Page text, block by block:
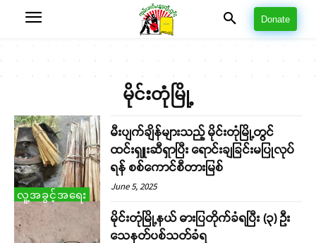
Donate
မိုင်းတုံမြို့
လူ့အခွင့်အရေး
မီးပျက်ချိန်များသည့် မိုင်းတုံမြို့တွင်
ထင်းရှူးဆီရှာပြီး ရောင်းချခြင်းမပြုလုပ်
ရန် စစ်ကောင်စီတားမြစ်
June 5, 2025
မိုင်းတုံမြို့နယ် ဓားပြတိုက်ခံရပြီး (၃) ဦး
သေနတ်ပစ်သတ်ခံရ